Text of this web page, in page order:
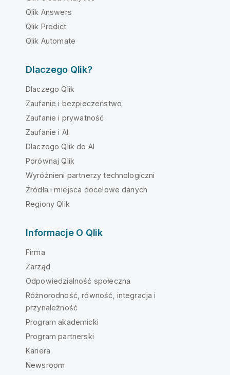
Qlik Answers
Qlik Predict
Qlik Automate
Dlaczego Qlik?
Dlaczego Qlik
Zaufanie i bezpieczeństwo
Zaufanie i prywatność
Zaufanie i AI
Dlaczego Qlik do AI
Porównaj Qlik
Wyróżnieni partnerzy technologiczni
Źródła i miejsca docelowe danych
Regiony Qlik
Informacje O Qlik
Firma
Zarząd
Odpowiedzialność społeczna
Różnorodność, równość, integracja i
przynależność
Program akademicki
Program partnerski
Kariera
Newsroom